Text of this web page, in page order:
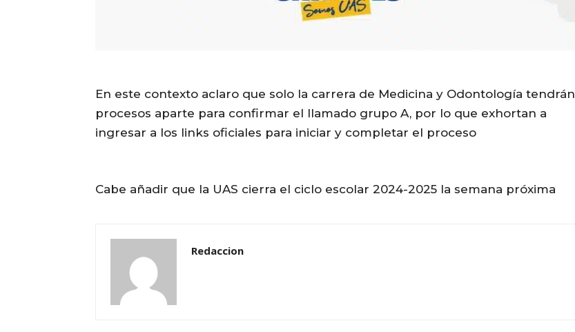
En este contexto aclaro que solo la carrera de Medicina y Odontología tendrán
procesos aparte para confirmar el llamado grupo A, por lo que exhortan a
ingresar a los links oficiales para iniciar y completar el proceso
Cabe añadir que la UAS cierra el ciclo escolar 2024-2025 la semana próxima
Redaccion